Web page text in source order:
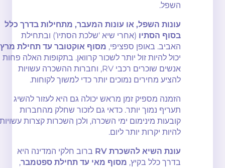
השפל.
עונות השפל, או עונות המעבר, מתחילות בדרך כלל
בסוף הסתיו(אחרי שיא ‘שלכת הסתיו’) ובתחילת
האביב. באופן ספציפי, מסוף אוקטובר עד תחילת מרץ
יכול להיות זול יותר לשכור קרוואן. בתקופות האלה פחות
אנשים שוכרים רכבי RV, וחברות ההשכרה עשויות
להציע מחירים נמוכים יותר כדי למשוך לקוחות.
הזמנה מספיק זמן מראש יכולה גם היא לעזור להשיג
תעריף נמוך יותר. כדאי גם לזכור שחלק מהחברות
קובעות מינימום ימי השכרה, ולכן השכרות קצרות עשויות
להיות יקרות יותר ליום.
עונת השיא להשכרת RV
ברוב חלקי המדינה היא
בדרך כלל בקיץ, מסוף מאי עד תחילת ספטמבר,